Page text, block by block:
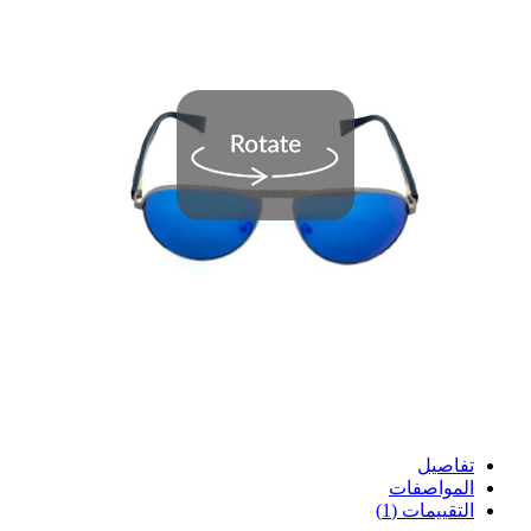
تفاصيل
المواصفات
التقييمات (1)